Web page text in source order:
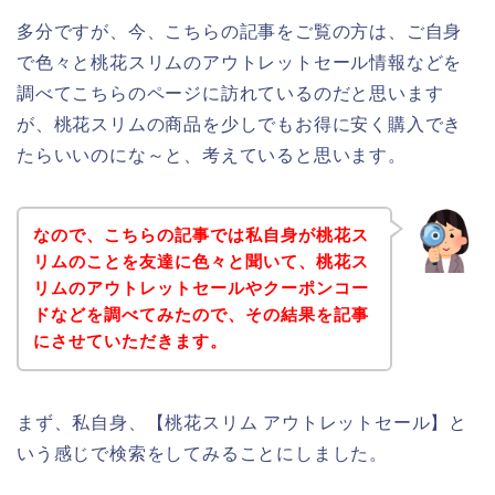
多分ですが、今、こちらの記事をご覧の方は、ご自身
で色々と桃花スリムのアウトレットセール情報などを
調べてこちらのページに訪れているのだと思います
が、桃花スリムの商品を少しでもお得に安く購入でき
たらいいのにな～と、考えていると思います。
なので、こちらの記事では私自身が桃花ス
リムのことを友達に色々と聞いて、桃花ス
リムのアウトレットセールやクーポンコー
ドなどを調べてみたので、その結果を記事
にさせていただきます。
まず、私自身、【桃花スリム アウトレットセール】と
いう感じで検索をしてみることにしました。